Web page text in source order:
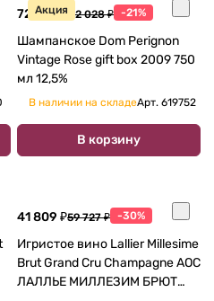
Акция
72 395 ₽ 92 028 ₽ -21%
Шампанское Dom Perignon
Vintage Rose gift box 2009 750
мл 12,5%
В наличии на складеАрт. 619752
В корзину
41 809 ₽59 727 ₽ -30%
Игристое вино Lallier Millesime
Brut Grand Cru Champagne AOC
ЛАЛЛЬЕ МИЛЛЕЗИМ БРЮТ